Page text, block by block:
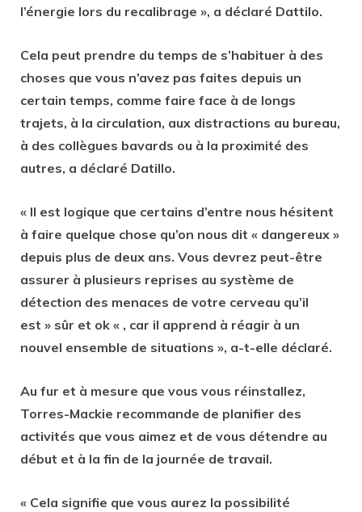
l’énergie lors du recalibrage », a déclaré Dattilo.
Cela peut prendre du temps de s’habituer à des
choses que vous n’avez pas faites depuis un
certain temps, comme faire face à de longs
trajets, à la circulation, aux distractions au bureau,
à des collègues bavards ou à la proximité des
autres, a déclaré Datillo.
« Il est logique que certains d’entre nous hésitent
à faire quelque chose qu’on nous dit « dangereux »
depuis plus de deux ans. Vous devrez peut-être
assurer à plusieurs reprises au système de
détection des menaces de votre cerveau qu’il
est » sûr et ok « , car il apprend à réagir à un
nouvel ensemble de situations », a-t-elle déclaré.
Au fur et à mesure que vous vous réinstallez,
Torres-Mackie recommande de planifier des
activités que vous aimez et de vous détendre au
début et à la fin de la journée de travail.
« Cela signifie que vous aurez la possibilité